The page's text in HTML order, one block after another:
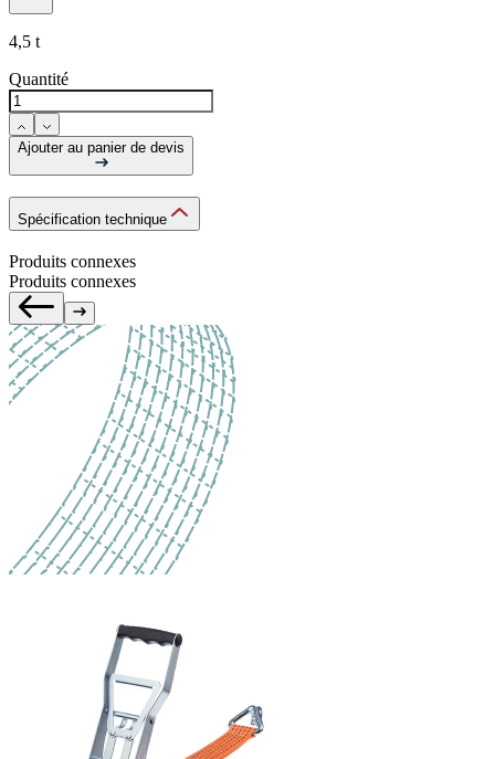
4,5 t
Quantité
Ajouter au panier de devis
Spécification technique
Produits connexes
Produits connexes